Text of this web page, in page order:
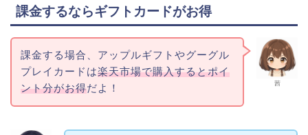
課金するならギフトカードがお得
茜
課金する場合、アップルギフトやグーグル
プレイカードは楽天市場で購入するとポイ
ント分がお得だよ！